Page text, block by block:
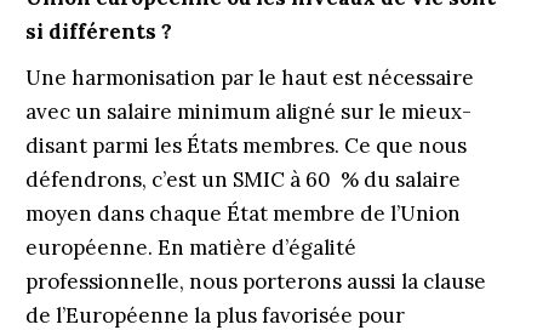
si différents ?
Une harmonisation par le haut est nécessaire
avec un salaire minimum aligné sur le mieux-
disant parmi les États membres. Ce que nous
défendrons, c’est un SMIC à 60 % du salaire
moyen dans chaque État membre de l’Union
européenne. En matière d’égalité
professionnelle, nous porterons aussi la clause
de l’Européenne la plus favorisée pour